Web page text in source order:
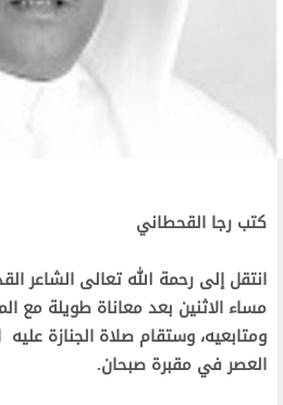
كتب رجا القحطاني
انتقل إلى رحمة الله تعالى الشاعر
مساء الاثنين بعد معاناة طويلة مع
ومتابعيه، وستقام صلاة الجنازة عليه
العصر في مقبرة صبحان.